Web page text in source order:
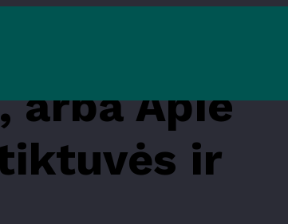
arba Apie
ir